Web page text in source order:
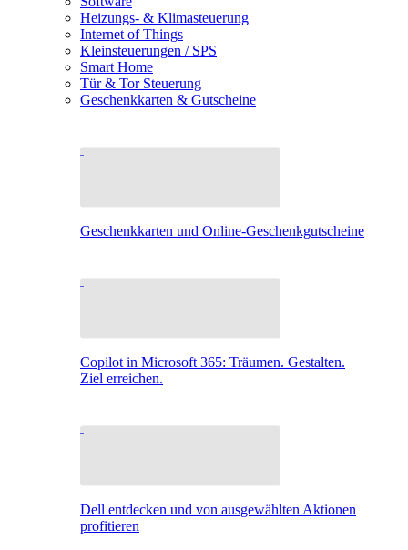
Heizungs- & Klimasteuerung
Internet of Things
Kleinsteuerungen / SPS
Smart Home
Tür & Tor Steuerung
Geschenkkarten & Gutscheine
Geschenkkarten und Online-Geschenkgutscheine
Copilot in Microsoft 365: Träumen. Gestalten.
Ziel erreichen.
Dell entdecken und von ausgewählten Aktionen
profitieren